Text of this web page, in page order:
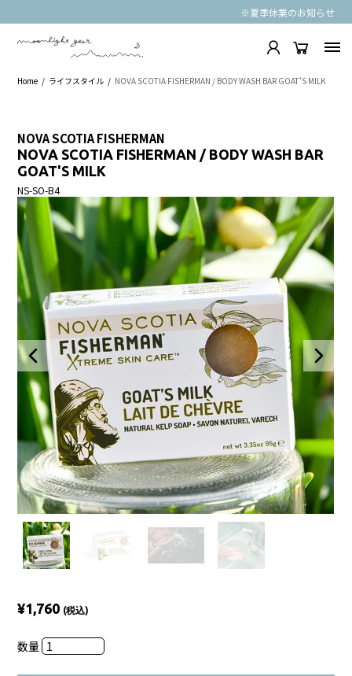
※夏季休業のお知らせ
Home ライフスタイル NOVA SCOTIA FISHERMAN / BODY WASH BAR GOAT'S MILK
NOVA SCOTIA FISHERMAN
NOVA SCOTIA FISHERMAN / BODY WASH BAR
GOAT'S MILK
NS-SO-B4
¥1,760 (税込)
数量